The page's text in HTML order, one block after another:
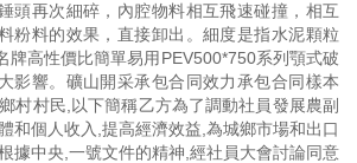
頭再次細碎，內腔物料相互飛速碰撞，相互
粉料的效果，直接卸出。細度是指水泥顆粒
牌高性價比簡單易用PEV500*750系列顎式破
影響。礦山開采承包合同效力承包合同樣本
村村民,以下簡稱乙方為了調動社員發展農副
和個人收入,提高經濟效益,為城鄉市場和出口
據中央,一號文件的精神,經社員大會討論同意